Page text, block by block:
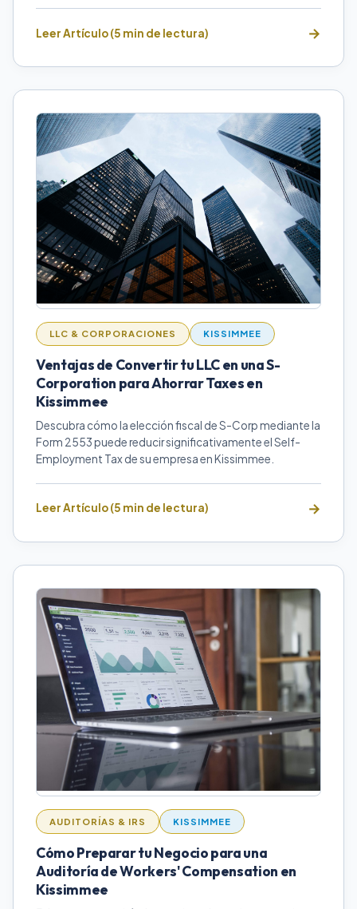
Leer Artículo (5 min de lectura)
LLC & CORPORACIONES KISSIMMEE
Ventajas de Convertir tu LLC en una S-
Corporation para Ahorrar Taxes en
Kissimmee
Descubra cómo la elección fiscal de S-Corp mediante la
Form 2553 puede reducir significativamente el Self-
Employment Tax de su empresa en Kissimmee.
Leer Artículo (5 min de lectura)
AUDITORÍAS & IRS KISSIMMEE
Cómo Preparar tu Negocio para una
Auditoría de Workers' Compensation en
Kissimmee